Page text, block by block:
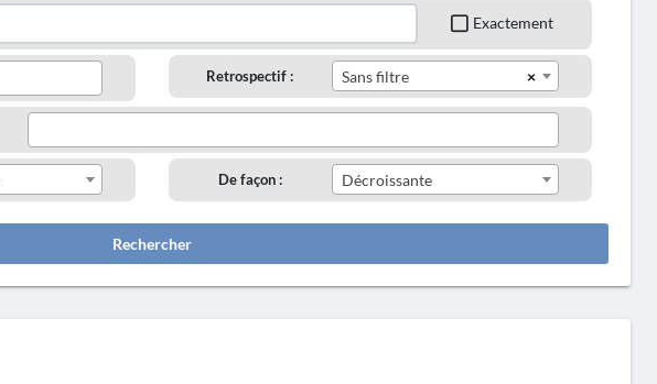
Exactement
Retrospectif : ×
Sans filtre
De façon : Décroissante
Rechercher